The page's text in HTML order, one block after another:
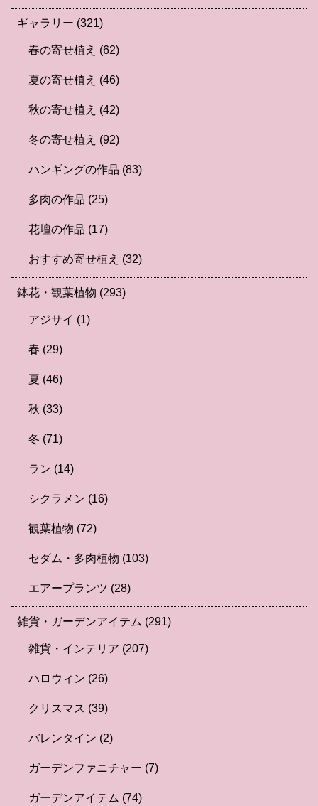
ギャラリー (321)
春の寄せ植え (62)
夏の寄せ植え (46)
秋の寄せ植え (42)
冬の寄せ植え (92)
ハンギングの作品 (83)
多肉の作品 (25)
花壇の作品 (17)
おすすめ寄せ植え (32)
鉢花・観葉植物 (293)
アジサイ (1)
春 (29)
夏 (46)
秋 (33)
冬 (71)
ラン (14)
シクラメン (16)
観葉植物 (72)
セダム・多肉植物 (103)
エアープランツ (28)
雑貨・ガーデンアイテム (291)
雑貨・インテリア (207)
ハロウィン (26)
クリスマス (39)
バレンタイン (2)
ガーデンファニチャー (7)
ガーデンアイテム (74)